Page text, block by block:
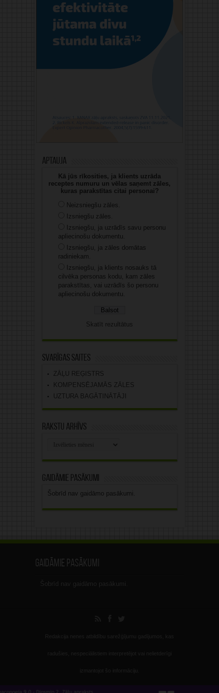
Aptauja
Kā jūs rīkosities, ja klients uzrāda
receptes numuru un vēlas saņemt zāles,
kuras parakstītas citai personai?
Neizsniegšu zāles.
Izsniegšu zāles.
Izsniegšu, ja uzrādīs savu personu
apliecinošu dokumentu.
Izsniegšu, ja zāles domātas
radiniekam.
Izsniegšu, ja klients nosauks tā
cilvēka personas kodu, kam zāles
parakstītas, vai uzrādīs šo personu
apliecinošu dokumentu.
Skatīt rezultātus
Svarīgas saites
ZĀĻU REĢISTRS
KOMPENSĒJAMĀS ZĀLES
UZTURA BAGĀTINĀTĀJI
Rakstu arhīvs
Gaidāmie pasākumi
Šobrīd nav gaidāmo pasākumi.
Gaidāmie pasākumi
Šobrīd nav gaidāmo pasākumi.
Redakcija nenes atbildību sarežģījumu gadījumos, kas